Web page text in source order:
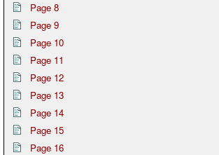
Page 8
Page 9
Page 10
Page 11
Page 12
Page 13
Page 14
Page 15
Page 16